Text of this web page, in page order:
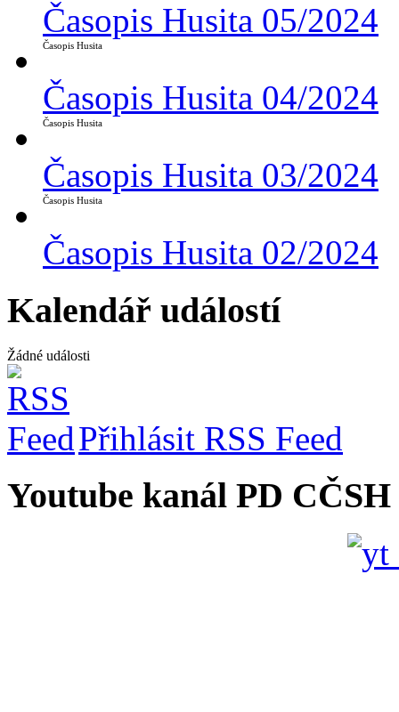
Časopis Husita 05/2024
Časopis Husita
Časopis Husita 04/2024
Časopis Husita
Časopis Husita 03/2024
Časopis Husita
Časopis Husita 02/2024
Kalendář událostí
Žádné události
Přihlásit RSS Feed
Youtube kanál PD CČSH